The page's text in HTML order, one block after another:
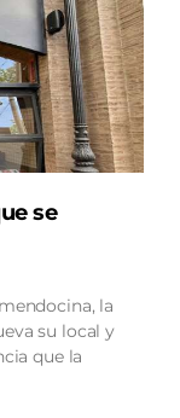
se
la
su local y
que la